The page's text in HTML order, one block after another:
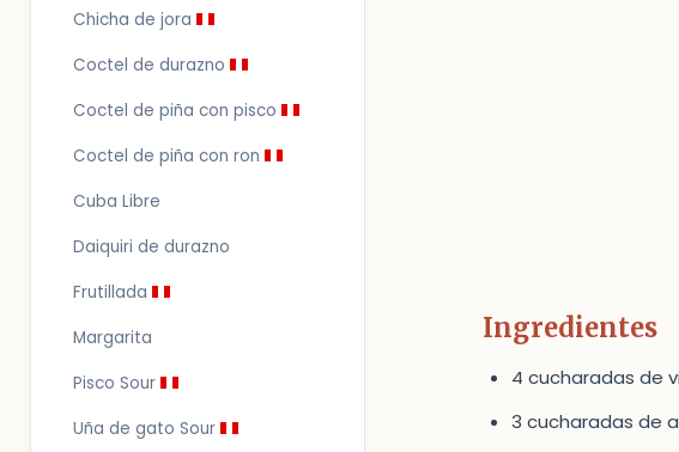
Chicha de jora
Coctel de durazno
Coctel de piña con pisco
Coctel de piña con ron
Cuba Libre
Daiquiri de durazno
Frutillada
Margarita
Pisco Sour
Uña de gato Sour
Ingredientes
4 cucharadas de
3 cucharadas de